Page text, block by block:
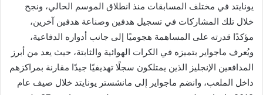
يونايتد في مختلف المسابقات منذ انطلاق الموسم الحالي، ونجح
خلال تلك المشاركات في تسجيل هدفين وصناعة هدفين آخرين،
مؤكدًا قدرته على المساهمة هجوميًا إلى جانب أدواره الدفاعية،
ويُعرف ماجواير بتميزه في الكرات الهوائية والثابتة، حيث يعد من أبرز
المدافعين الإنجليز الذين يمتلكون سجلًا تهديفيًا جيدًا مقارنة بمراكزهم
داخل الملعب، وانضم ماجواير إلى مانشستر يونايتد خلال صيف عام